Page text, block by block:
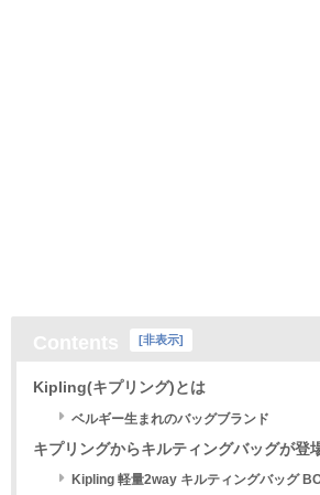
非表示
Kipling(キプリング)とは
ベルギー生まれのバッグブランド
キプリングからキルティングバッグが登
Kipling 軽量2way キルティングバッグ